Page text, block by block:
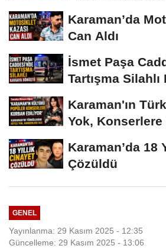
Karaman’da
Can Aldı
İsmet Paşa
Tartışma
Karaman'ın
Yok, Konserlere
Karaman’da 18
Çözüldü
GENEL
Yayınlanma: 29 Kasım 2025 - 12:35
Güncelleme: 29 Kasım 2025 - 13:06